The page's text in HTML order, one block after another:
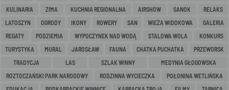
KULINARIA
ZIMA KUCHNIA REGIONALNA AIRSHOW SANOK
RELAKS
LATOSZYN
OGRODY IKONY ROWERY SAN WIEŻA WIDOKOWA
GALERIA
REGATY
PODZIEMIA WYPOCZYNEK NAD WODĄ STALOWA WOLA
KONKURS
TURYSTYKA
MURAL JAROSŁAW FAUNA CHATKA PUCHATKA
PRZEWORSK
TRADYCJA
LAS SZLAK WINNY
MEDYNIA GŁOGOWSKA
ROZTOCZAŃSKI PARK NARODOWY
RODZINNA WYCIECZKA
POŁONINA WETLIŃSKA